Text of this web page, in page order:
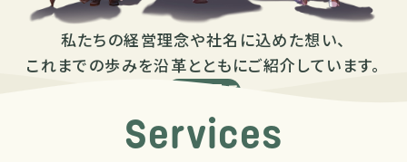
私たちの経営理念や社名に込めた想い、
これまでの歩みを沿革とともにご紹介しています。
詳しく見る
Services